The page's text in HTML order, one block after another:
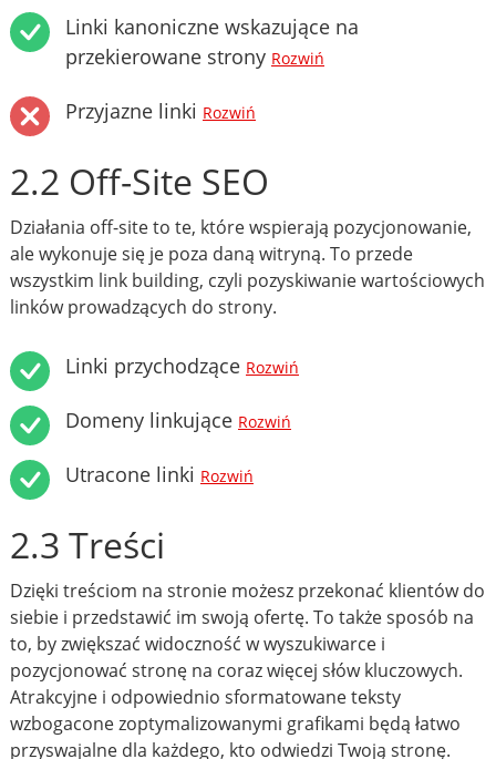
Linki kanoniczne wskazujące na
przekierowane strony Rozwiń
Przyjazne linki Rozwiń
2.2 Off-Site SEO
Działania off-site to te, które wspierają pozycjonowanie,
ale wykonuje się je poza daną witryną. To przede
wszystkim link building, czyli pozyskiwanie wartościowych
linków prowadzących do strony.
Linki przychodzące Rozwiń
Domeny linkujące Rozwiń
Utracone linki Rozwiń
2.3 Treści
Dzięki treściom na stronie możesz przekonać klientów do
siebie i przedstawić im swoją ofertę. To także sposób na
to, by zwiększać widoczność w wyszukiwarce i
pozycjonować stronę na coraz więcej słów kluczowych.
Atrakcyjne i odpowiednio sformatowane teksty
wzbogacone zoptymalizowanymi grafikami będą łatwo
przyswajalne dla każdego, kto odwiedzi Twoją stronę.